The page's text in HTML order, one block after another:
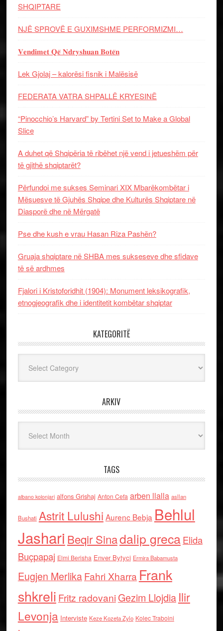
SHQIPTARE
NJË SPROVË E GUXIMSHME PERFORMIZMI…
𝐕𝐞𝐧𝐝𝐢𝐦𝐞𝐭 𝐐𝐞̈ 𝐍𝐝𝐫𝐲𝐬𝐡𝐮𝐚𝐧 𝐁𝐨𝐭𝐞̈𝐧
Lek Gjolaj – kalorësi fisnik i Malësisë
FEDERATA VATRA SHPALLË KRYESINË
“Pinocchio’s Harvard” by Tertini Set to Make a Global
Slice
A duhet që Shqipëria të ribëhet një vend i jetueshëm për
të gjithë shqiptarët?
Përfundoi me sukses Seminari XIX Mbarëkombëtar i
Mësuesve të Gjuhës Shqipe dhe Kulturës Shqiptare në
Diasporë dhe në Mërgatë
Pse dhe kush e vrau Hasan Riza Pashën?
Gruaja shqiptare në SHBA mes sukseseve dhe sfidave
të së ardhmes
Fjalori i Kristoforidhit (1904): Monument leksikografik,
etnogjeografik dhe i identitetit kombëtar shqiptar
KATEGORITË
ARKIV
TAGS
albano kolonjari alfons Grishaj Anton Cefa arben llalla asllan
Bushati Astrit Lulushi Aurenc Bebja Behlul
Jashari Beqir Sinadalip grecaElida
Buçpapaj Elmi Berisha Enver Bytyci Ermira Babamusta
Eugjen MerlikaFahri Xharra Frank
shkreli Fritz radovaniGezim Llojdia Ilir
Levonja Interviste Keze Kozeta Zylo Kolec Traboini